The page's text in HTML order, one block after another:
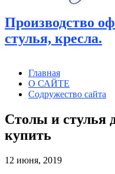
Производство
стулья, кресла.
Главная
О САЙТЕ
Содружество сайта
Столы и стулья
купить
12 июня, 2019